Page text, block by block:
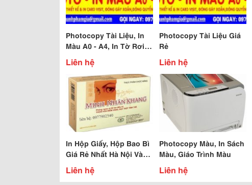
Photocopy Tài Liệu, In
Màu A0 - A4, In Tờ Rơi,
Scan Màu Giá Rẻ Có Vat
Liên hệ
Photocopy Tài Liệu Giá
Rẻ
Liên hệ
In Hộp Giấy, Hộp Bao Bì
Giá Rẻ Nhất Hà Nội Và
Các Tỉnh
Liên hệ
Photocopy Màu, In Sách
Màu, Giáo Trình Màu
Liên hệ